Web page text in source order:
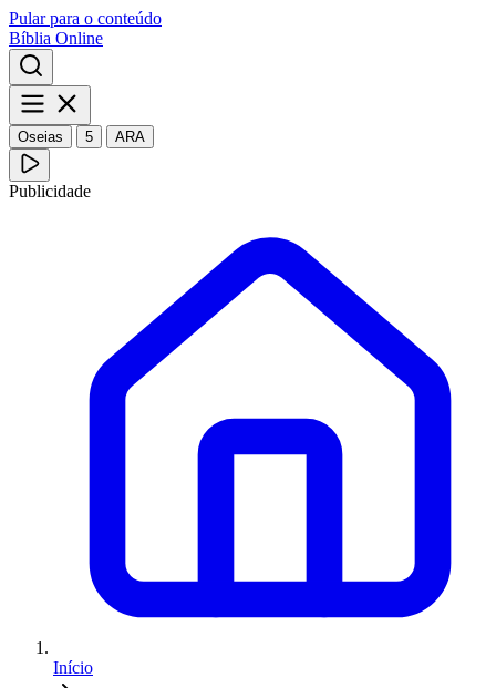
Pular para o conteúdo
Bíblia Online
Oseias 5 ARA
Publicidade
Início